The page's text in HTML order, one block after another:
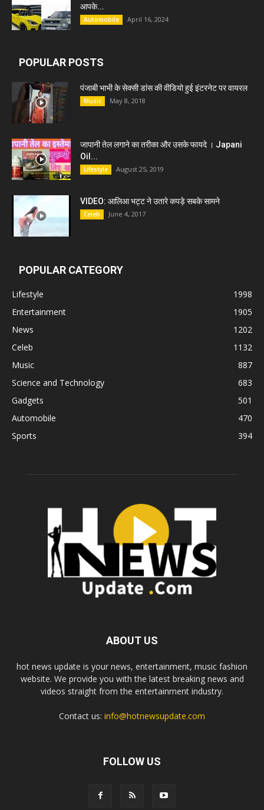
आपके...
Automobile April 16, 2024
POPULAR POSTS
पंजाबी भाभी के सेक्सी डांस की वीडियो हुई इंटरनेट पर वायरल
Music May 8, 2018
जापानी तेल लगाने का तरीका और उसके फायदे । Japani
Oil...
Lifestyle August 25, 2019
VIDEO: आलिआ भट्ट ने उतारे कपड़े सबके सामने
Celeb June 4, 2017
POPULAR CATEGORY
Lifestyle
1998
Entertainment
1905
News
1202
Celeb
1132
Music
887
Science and Technology
683
Gadgets
501
Automobile
470
Sports
394
ABOUT US
hot news update is your news, entertainment, music fashion
website. We provide you with the latest breaking news and
videos straight from the entertainment industry.
Contact us: info@hotnewsupdate.com
FOLLOW US